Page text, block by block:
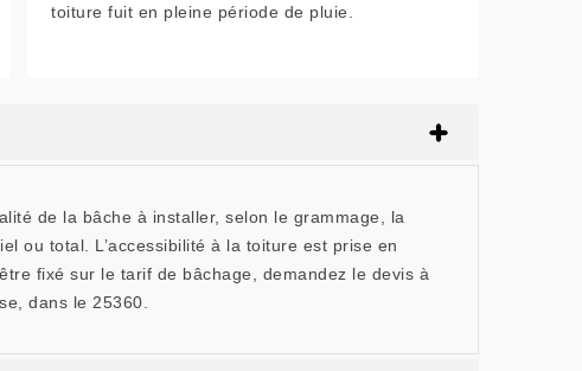
toiture fuit en pleine période de pluie.
de la bâche à installer, selon le grammage, la
ou total. L’accessibilité à la toiture est prise en
fixé sur le tarif de bâchage, demandez le devis à
dans le 25360.